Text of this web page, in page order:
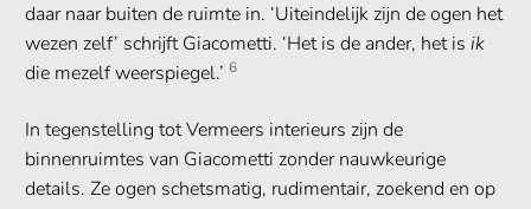
daar naar buiten de ruimte in. ‘Uiteindelijk zijn de ogen het
wezen zelf’ schrijft Giacometti. ‘Het is de ander, het is ik
die mezelf weerspiegel.’ 6
In tegenstelling tot Vermeers interieurs zijn de
binnenruimtes van Giacometti zonder nauwkeurige
details. Ze ogen schetsmatig, rudimentair, zoekend en op